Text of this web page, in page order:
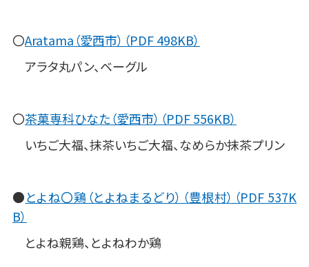
〇Aratama（愛西市）（PDF 498KB）
アラタ丸パン、ベーグル
〇茶菓専科ひなた（愛西市）（PDF 556KB）
いちご大福、抹茶いちご大福、なめらか抹茶プリン
●とよね〇鶏（とよねまるどり）（豊根村）（PDF 537K
B）
とよね親鶏、とよねわか鶏